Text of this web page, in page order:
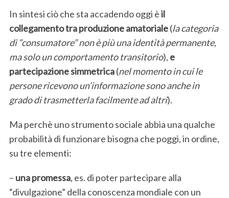
In sintesi ciò che sta accadendo oggi èil
collegamento tra produzione amatoriale(la categoria
di “consumatore” non è più una identità permanente,
ma solo un comportamento transitorio), e
partecipazione simmetrica(nel momento in cui le
persone ricevono un’informazione sono anche in
grado di trasmetterla facilmente ad altri).
Ma perchè uno strumento sociale abbia una qualche
probabilità di funzionare bisogna che poggi, in ordine,
su tre elementi:
– una promessa, es. di poter partecipare alla
“divulgazione” della conoscenza mondiale con un
S
e
r
c